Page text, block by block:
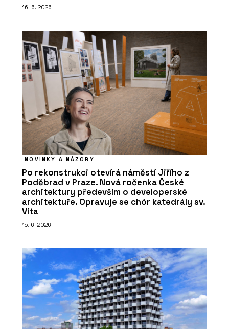
16. 6. 2026
NOVINKY A NÁZORY
Po rekonstrukci otevírá náměstí Jiřího z
Poděbrad v Praze. Nová ročenka České
architektury především o developerské
architektuře. Opravuje se chór katedrály sv.
Víta
15. 6. 2026